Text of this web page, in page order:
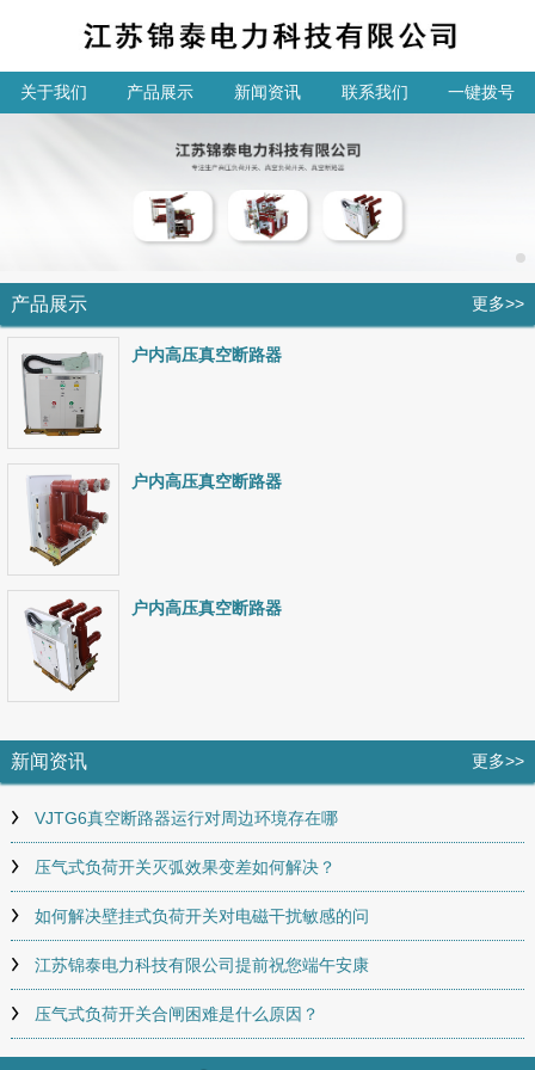
关于我们 产品展示 新闻资讯 联系我们 一键拨号
产品展示 更多>>
户内高压真空断路器
户内高压真空断路器
户内高压真空断路器
新闻资讯 更多>>
VJTG6真空断路器运行对周边环境存在哪
压气式负荷开关灭弧效果变差如何解决？
如何解决壁挂式负荷开关对电磁干扰敏感的问
江苏锦泰电力科技有限公司提前祝您端午安康
压气式负荷开关合闸困难是什么原因？